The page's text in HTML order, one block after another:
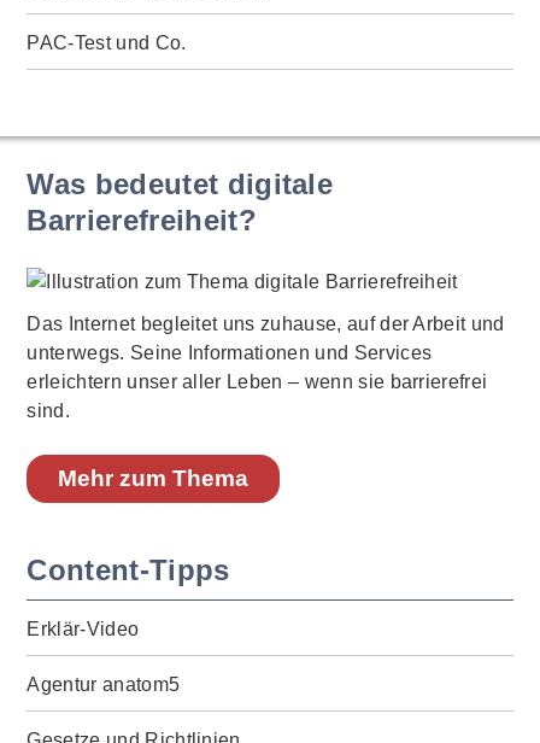
PAC-Test und Co.
Was bedeutet digitale
Barrierefreiheit?
Das Internet begleitet uns zuhause, auf der Arbeit und
unterwegs. Seine Informationen und Services
erleichtern unser aller Leben – wenn sie barrierefrei
sind.
Mehr zum Thema
Content-Tipps
Erklär-Video
Agentur anatom5